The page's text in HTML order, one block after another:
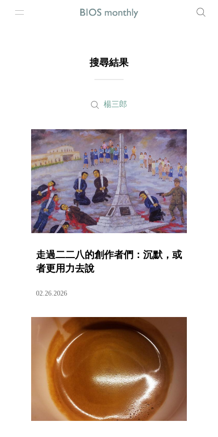
搜尋結果
楊三郎
走過二二八的創作者們：沉默，或
者更用力去說
02.26.2026